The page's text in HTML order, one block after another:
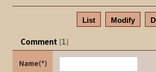
List Modify
Comment [1]
Name(*)